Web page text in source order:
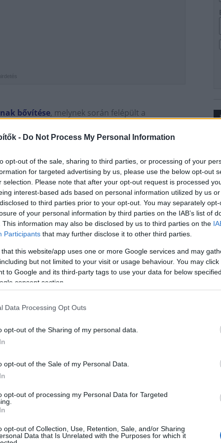
- Do Not Process My Personal Information
opt-out of the sale, sharing to third parties, or processing of your
for targeted advertising by us, please use the below opt-out
selection. Please note that after your opt-out request is processed
interest-based ads based on personal information utilized by us
to third parties prior to your opt-out. You may separately
of your personal information by third parties on the IAB’s list of
This information may also be disclosed by us to third parties on the
Participants that may further disclose it to other third parties.
that this website/app uses one or more Google services and may
but not limited to your visit or usage behaviour. You may
to Google and its third-party tags to use your data for below
consent section.
Data Processing Opt Outs
opt-out of the Sharing of my personal data.
opt-out of the Sale of my Personal Data.
opt-out of processing my Personal Data for Targeted
opt-out of Collection, Use, Retention, Sale, and/or Sharing
Data that Is Unrelated with the Purposes for which it
bővítése, melynek során felépült a
lakkozó és parkettamegmunkáló egység
175 millió forint ingatlan-, 465 millió forint pedig
amelynek köszönhetőenúj típusú fa
nyit meg. A gyáregység elindulásával50
felfutását követően körülbelül 10 százalékkal
is működőoutletetnyitott, ahol
kisebb mennyiségben rendelkezésre álló
technológia mellett akörnyezetvédelmi
gyár PEFC tanúsítvánnyal rendelkezik, amely
alapanyagot, ahol fenntartható erdőgazdálkodás